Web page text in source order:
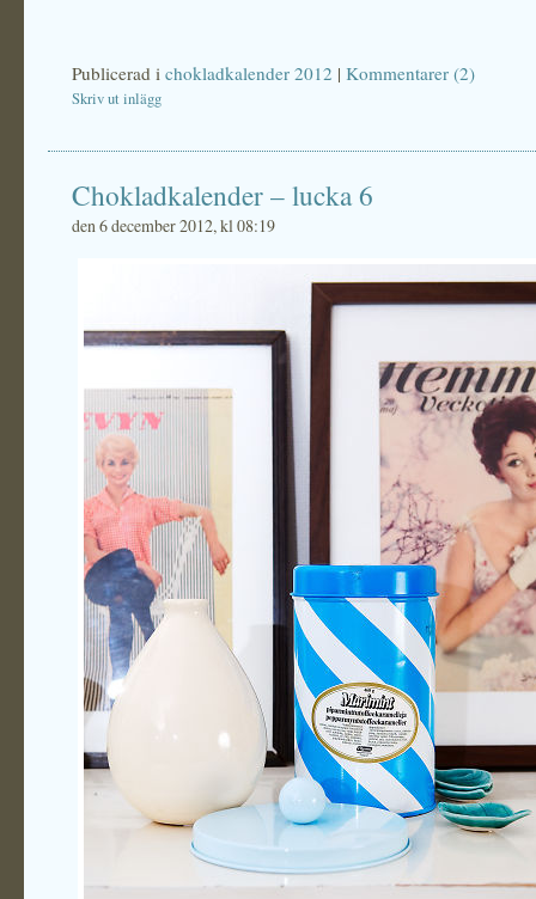
Publicerad i chokladkalender 2012 | Kommentarer (2)
Skriv ut inlägg
Chokladkalender – lucka 6
den 6 december 2012, kl 08:19